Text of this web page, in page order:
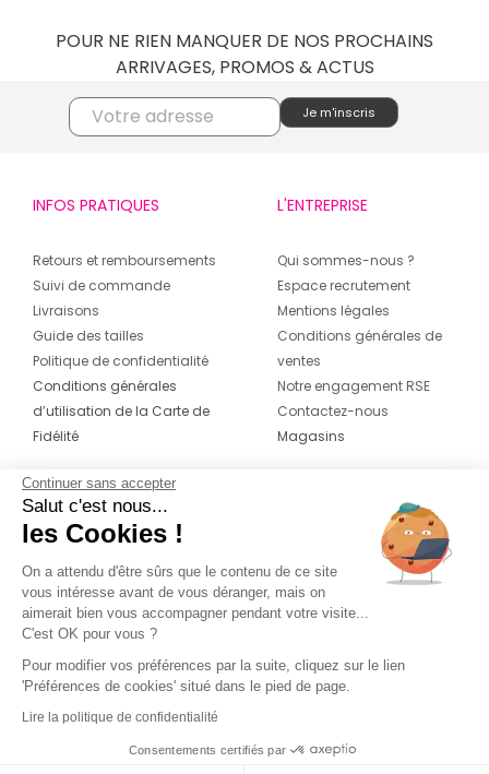
POUR NE RIEN MANQUER DE NOS PROCHAINS
ARRIVAGES, PROMOS & ACTUS
INFOS PRATIQUES
Retours et remboursements
Suivi de commande
Livraisons
Guide des tailles
Politique de confidentialité
Conditions générales
d’utilisation de la Carte de
Fidélité
L'ENTREPRISE
Qui sommes-nous ?
Espace recrutement
Mentions légales
Conditions générales de
ventes
Notre engagement RSE
Contactez-nous
Magasins
CONTACT
04 42 20 78 42
Du lundi au jeudi de 8h30 à 16h30 & le
vendredi de 8h30 à 15h30
Continuer sans accepter
Salut c'est nous...
les Cookies !
On a attendu d'être sûrs que le contenu de ce site
vous intéresse avant de vous déranger, mais on
aimerait bien vous accompagner pendant votre visite...
C'est OK pour vous ?
Pour modifier vos préférences par la suite, cliquez sur le lien
'Préférences de cookies' situé dans le pied de page.
Lire la politique de confidentialité
Consentements certifiés par